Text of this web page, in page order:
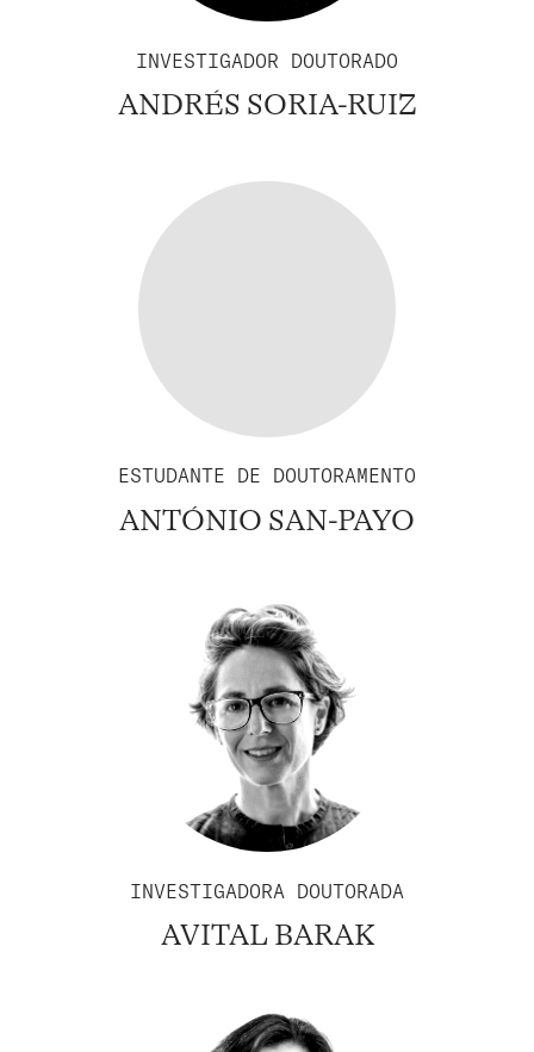
INVESTIGADOR DOUTORADO
ANDRÉS SORIA-RUIZ
ESTUDANTE DE DOUTORAMENTO
ANTÓNIO SAN-PAYO
INVESTIGADORA DOUTORADA
AVITAL BARAK